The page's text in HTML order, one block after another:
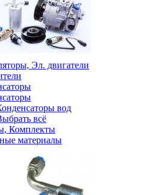
Эл. двигатели
вод
всё
Комплекты
материалы